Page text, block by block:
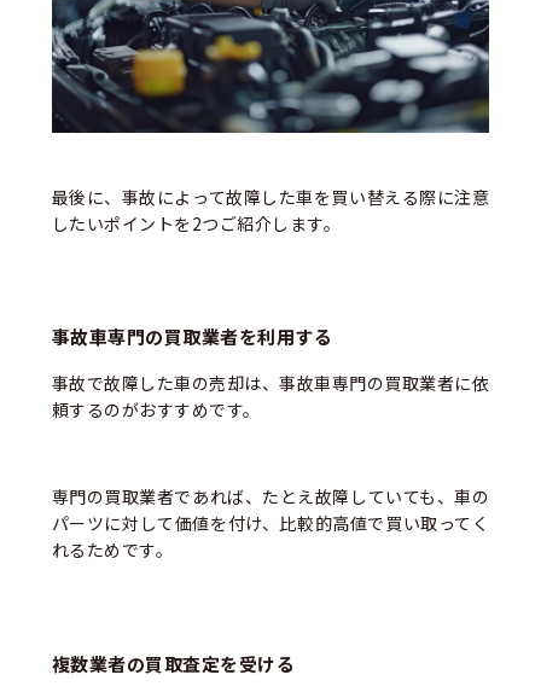
最後に、事故によって故障した車を買い替える際に注意
したいポイントを2つご紹介します。
事故車専門の買取業者を利用する
事故で故障した車の売却は、事故車専門の買取業者に依
頼するのがおすすめです。
専門の買取業者であれば、たとえ故障していても、車の
パーツに対して価値を付け、比較的高値で買い取ってく
れるためです。
複数業者の買取査定を受ける